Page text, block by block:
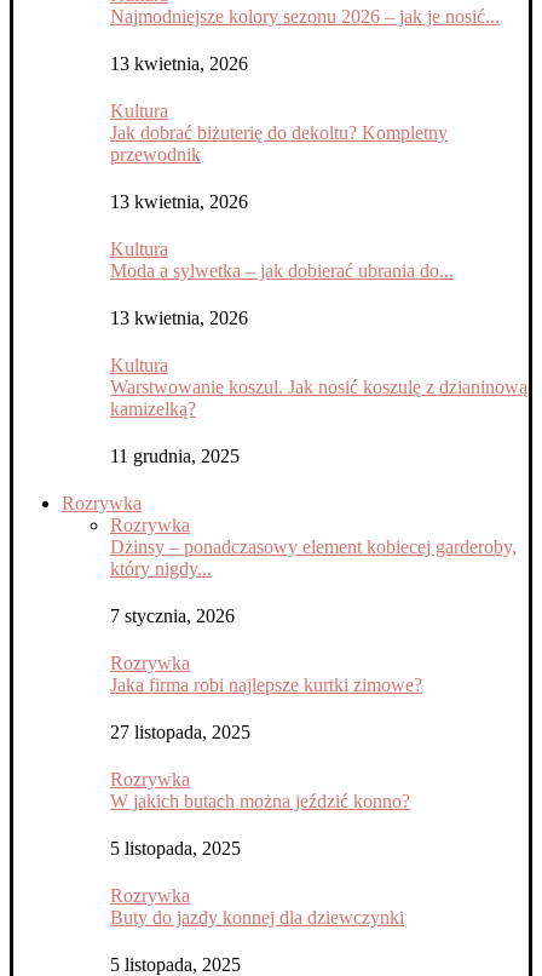
Najmodniejsze kolory sezonu 2026 – jak je nosić...
13 kwietnia, 2026
Kultura
Jak dobrać biżuterię do dekoltu? Kompletny
przewodnik
13 kwietnia, 2026
Kultura
Moda a sylwetka – jak dobierać ubrania do...
13 kwietnia, 2026
Kultura
Warstwowanie koszul. Jak nosić koszulę z dzianinową
kamizelką?
11 grudnia, 2025
Rozrywka
Rozrywka
Dżinsy – ponadczasowy element kobiecej garderoby,
który nigdy...
7 stycznia, 2026
Rozrywka
Jaka firma robi najlepsze kurtki zimowe?
27 listopada, 2025
Rozrywka
W jakich butach można jeździć konno?
5 listopada, 2025
Rozrywka
Buty do jazdy konnej dla dziewczynki
5 listopada, 2025